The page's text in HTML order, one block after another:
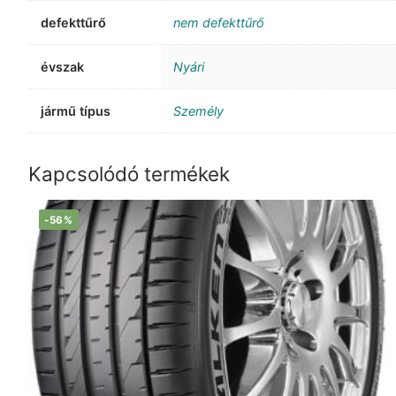
defekttűrő nem defekttűrő
évszak Nyári
jármű típus Személy
Kapcsolódó termékek
-56%